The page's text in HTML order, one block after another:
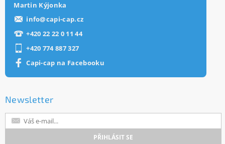
Martin Kýjonka
info@capi-cap.cz
+420 22 22 0 11 44
+420 774 887 327
Capi-cap na Facebooku
Newsletter